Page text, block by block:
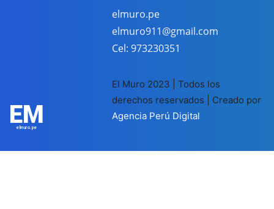
EM
elmuro.pe
elmuro.pe
elmuro911@gmail.com
Cel: 973230351
El Muro 2023 | Todos los
derechos reservados | Creado por
Agencia Perú Digital